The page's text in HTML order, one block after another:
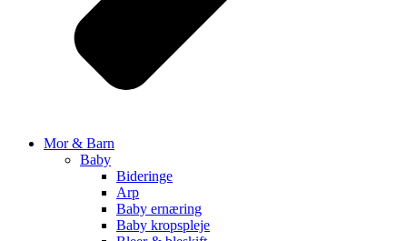
Mor & Barn
Baby
Bideringe
Arp
Baby ernæring
Baby kropspleje